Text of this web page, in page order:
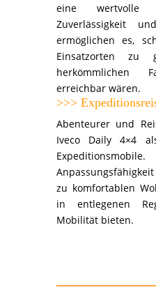
eine wertvolle
Zuverlässigkeit
ermöglichen es,
Einsatzorten zu
herkömmlichen
erreichbar wären.
>>>
Abenteurer und
Iveco Daily 4×4
Expeditionsmobile.
zu komfortablen
in entlegenen
Mobilität bieten.